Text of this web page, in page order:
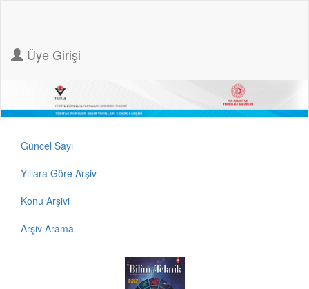
Üye Girişi
Güncel Sayı
Yıllara Göre Arşiv
Konu Arşivi
Arşiv Arama